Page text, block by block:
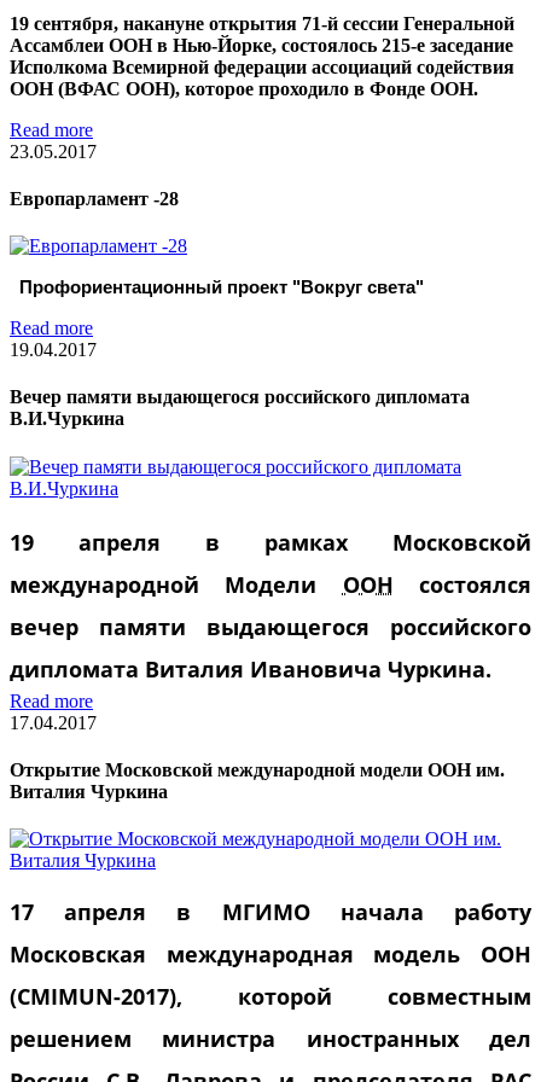
19 сентября, накануне открытия 71-й сессии Генеральной
Ассамблеи ООН в Нью-Йорке, состоялось 215-е заседание
Исполкома Всемирной федерации ассоциаций содействия
ООН (ВФАС ООН), которое проходило в Фонде ООН.
Read more
23.05.2017
Европарламент -28
Профориентационный проект "Вокруг света"
Read more
19.04.2017
Вечер памяти выдающегося российского дипломата
В.И.Чуркина
19 апреля в рамках Московской
международной Модели ООН состоялся
вечер памяти выдающегося российского
дипломата Виталия Ивановича Чуркина.
Read more
17.04.2017
Открытие Московской международной модели ООН им.
Виталия Чуркина
17 апреля в МГИМО начала работу
Московская международная модель ООН
(CMIMUN-2017), которой совместным
решением министра иностранных дел